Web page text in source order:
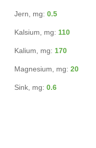
Jern, mg: 0.5
Kalsium, mg: 110
Kalium, mg: 170
Magnesium, mg: 20
Sink, mg: 0.6